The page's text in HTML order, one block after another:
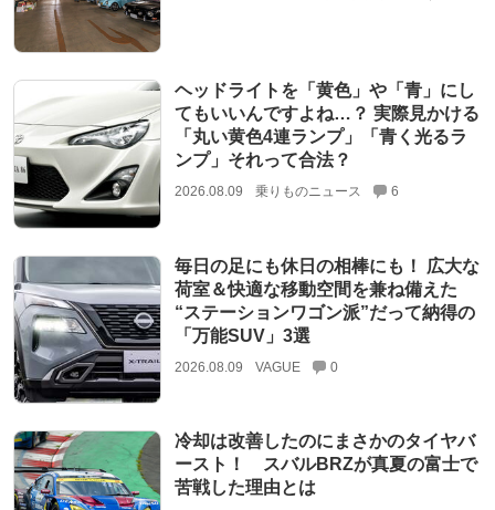
ヘッドライトを「黄色」や「青」にし
てもいいんですよね…？ 実際見かける
「丸い黄色4連ランプ」「青く光るラ
ンプ」それって合法？
2026.08.09 乗りものニュース 6
毎日の足にも休日の相棒にも！ 広大な
荷室＆快適な移動空間を兼ね備えた
“ステーションワゴン派”だって納得の
「万能SUV」3選
2026.08.09 VAGUE 0
冷却は改善したのにまさかのタイヤバ
ースト！ スバルBRZが真夏の富士で
苦戦した理由とは